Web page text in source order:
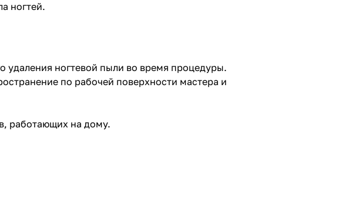
ногтей.
удаления ногтевой пыли во время процедуры.
по рабочей поверхности мастера и
работающих на дому.